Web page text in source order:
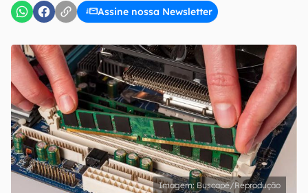
Assine nossa Newsletter
Uso e Política de Privacidade do Canaltech.
Buscapé/Reprodução